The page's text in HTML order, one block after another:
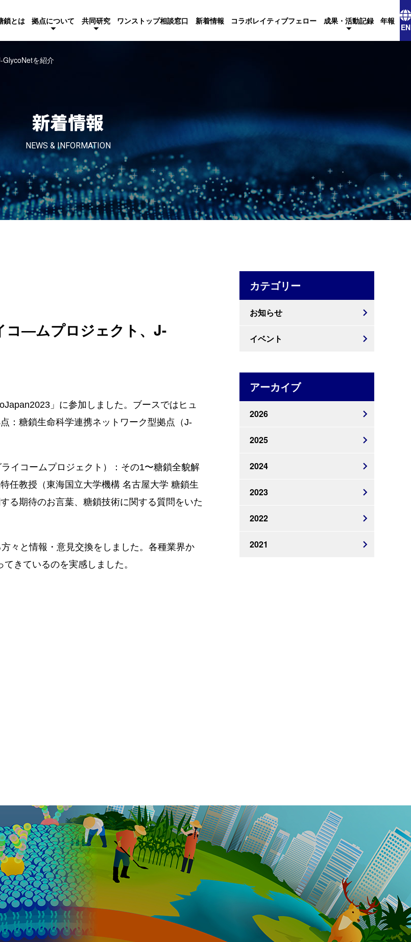
鎖とは 拠点について 共同研究 ワンストップ相談窓口 新着情報 コラボレイティブフェロー 成果・活動記録 年報
EN
を紹介
新着情報
NEWS & INFORMATION
コ―ムプロジェクト、J-
」に参加しました。ブースではヒュ
：糖鎖生命科学連携ネットワーク型拠点（J-
イコームプロジェクト）：その1〜糖鎖全貌解
任教授（東海国立大学機構 名古屋大学 糖鎖生
る期待のお言葉、糖鎖技術に関する質問をいた
々と情報・意見交換をしました。各種業界か
きているのを実感しました。
カテゴリー
お知らせ
イベント
アーカイブ
2026
2025
2024
2023
2022
2021